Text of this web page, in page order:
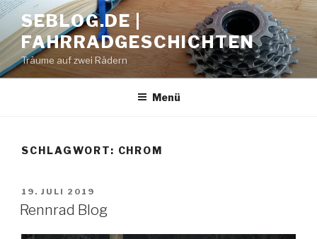
Zum
Inhalt
springen
SEBLOG.DE |
FAHRRADGESCHICHTEN
Träume auf zwei Rädern
Menü
SCHLAGWORT: CHROM
VERÖFFENTLICHT
AM
19. JULI 2019
Rennrad Blog